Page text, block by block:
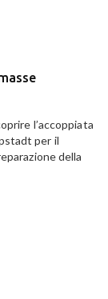
l’accoppiata
per il
della